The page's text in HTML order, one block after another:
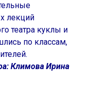
лекций
театра куклы и
по классам,
Климова Ирина